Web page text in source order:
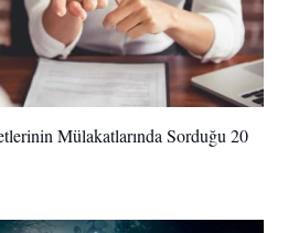
Mülakatlarında Sorduğu 20